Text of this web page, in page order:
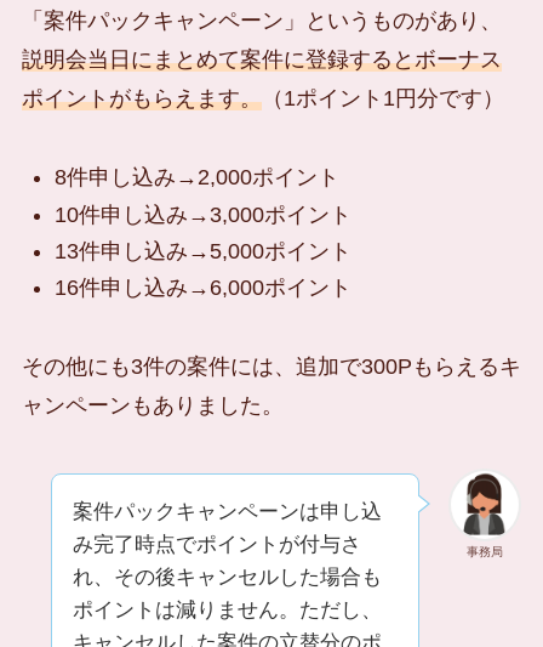
「案件パックキャンペーン」というものがあり、
説明会当日にまとめて案件に登録するとボーナス
ポイントがもらえます。（1ポイント1円分です）
8件申し込み→2,000ポイント
10件申し込み→3,000ポイント
13件申し込み→5,000ポイント
16件申し込み→6,000ポイント
その他にも3件の案件には、追加で300Pもらえるキ
ャンペーンもありました。
事務局
案件パックキャンペーンは申し込
み完了時点でポイントが付与さ
れ、その後キャンセルした場合も
ポイントは減りません。ただし、